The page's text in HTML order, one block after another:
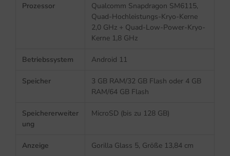
Prozessor
Qualcomm Snapdragon SM6115,
Quad-Hochleistungs-Kryo-Kerne
2,0 GHz + Quad-Low-Power-Kryo-
Kerne 1,8 GHz
Betriebssystem Android 11
Speicher
3 GB RAM/32 GB Flash oder 4 GB
RAM/64 GB Flash
Speichererweiter
ung
MicroSD (bis zu 128 GB)
Anzeige Gorilla Glass 5, Größe 13,84 cm